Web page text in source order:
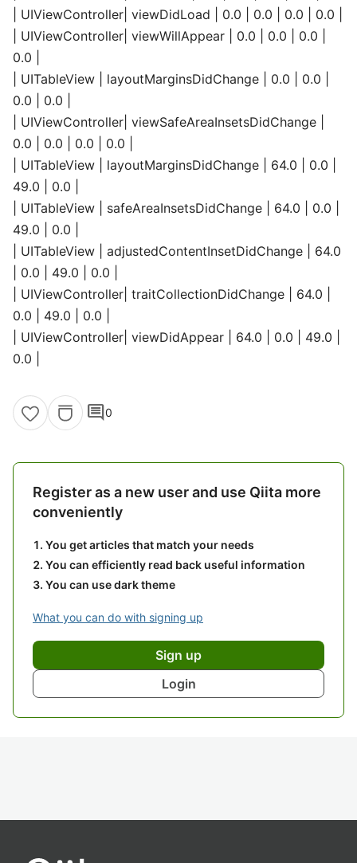
| UIViewController| viewDidLoad | 0.0 | 0.0 | 0.0 | 0.0 |
| UIViewController| viewWillAppear | 0.0 | 0.0 | 0.0 |
0.0 |
| UITableView | layoutMarginsDidChange | 0.0 | 0.0 |
0.0 | 0.0 |
| UIViewController| viewSafeAreaInsetsDidChange |
0.0 | 0.0 | 0.0 | 0.0 |
| UITableView | layoutMarginsDidChange | 64.0 | 0.0 |
49.0 | 0.0 |
| UITableView | safeAreaInsetsDidChange | 64.0 | 0.0 |
49.0 | 0.0 |
| UITableView | adjustedContentInsetDidChange | 64.0
| 0.0 | 49.0 | 0.0 |
| UIViewController| traitCollectionDidChange | 64.0 |
0.0 | 49.0 | 0.0 |
| UIViewController| viewDidAppear | 64.0 | 0.0 | 49.0 |
0.0 |
comment0
Register as a new user and use Qiita more
conveniently
You get articles that match your needs
You can efficiently read back useful information
You can use dark theme
What you can do with signing up
Sign up
Login